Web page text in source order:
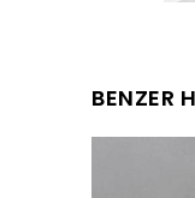
BENZER